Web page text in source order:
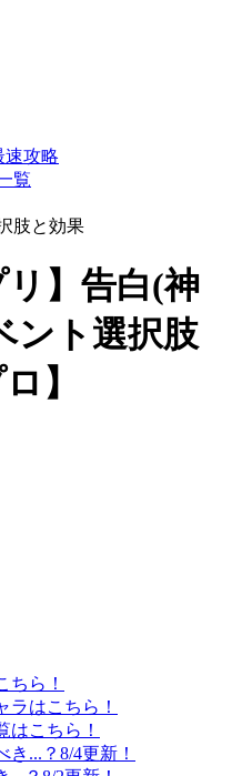
速攻略
覧
肢と効果
リ】告白(神
ント選択肢
】
ちら！
ラはこちら！
はこちら！
...？8/4更新！